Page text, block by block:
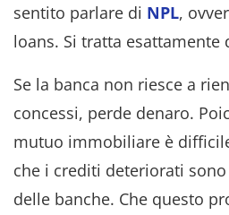
sentito parlare di NPL,
loans. Si tratta
Se la banca non riesce a
concessi, perde denaro.
mutuo immobiliare è
che i crediti deteriorati
delle banche. Che questo